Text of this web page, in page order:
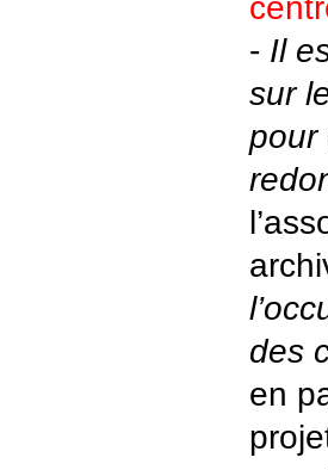
- Il
sur
pour
des
en